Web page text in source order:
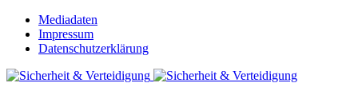
Mediadaten
Impressum
Datenschutzerklärung